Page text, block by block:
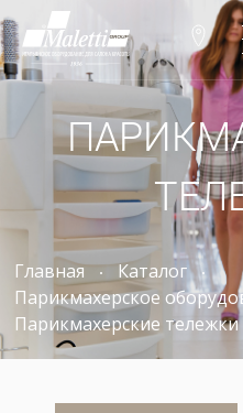
Главная
Каталог
Парикмахерское
Парикмахерские тележки